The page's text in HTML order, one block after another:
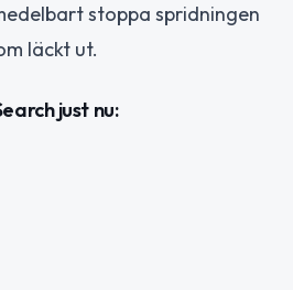
stoppa spridningen
läckt ut.
just nu: